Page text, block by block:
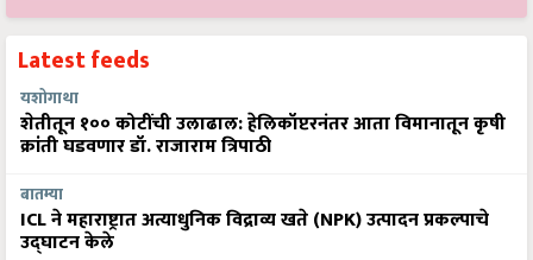
Latest feeds
यशोगाथा
शेतीतून १०० कोटींची उलाढाल: हेलिकॉप्टरनंतर आता विमानातून कृषी
क्रांती घडवणार डॉ. राजाराम त्रिपाठी
बातम्या
ICL ने महाराष्ट्रात अत्याधुनिक विद्राव्य खते (NPK) उत्पादन प्रकल्पाचे
उद्घाटन केले